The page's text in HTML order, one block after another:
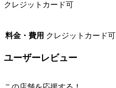
クレジットカード可
料金・費用 クレジットカード可
ユーザーレビュー